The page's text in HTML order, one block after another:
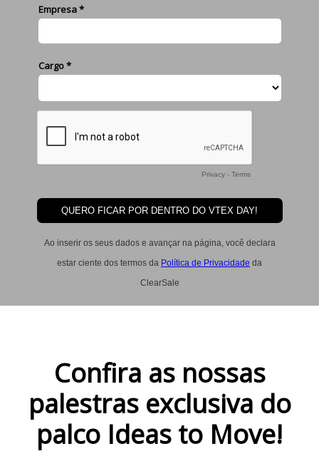
Empresa *
Cargo *
Privacy- Terms
Ao inserir os seus dados e avançar na página, você declara
estar ciente dos termos da Política de Privacidade da
ClearSale
Confira as nossas
palestras exclusiva do
palco Ideas to Move!